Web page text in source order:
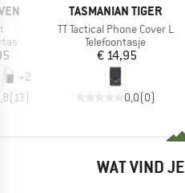
+2
(13)
MERK
TASMANIAN TIGER
Artikel
TT Tactical Phone Cover L
Productgroep
Telefoontasje
Prijs
€ 14,95
0,0(0)
WAT VIND